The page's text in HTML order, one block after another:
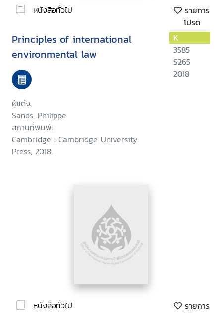
หนังสือทั่วไป
รายการ
โปรด
Principles of international
environmental law
ผู้แต่ง:
Sands, Philippe
สถานที่พิมพ์:
Cambridge : Cambridge University
Press, 2018.
K
3585
S265
2018
หนังสือทั่วไป
รายการ